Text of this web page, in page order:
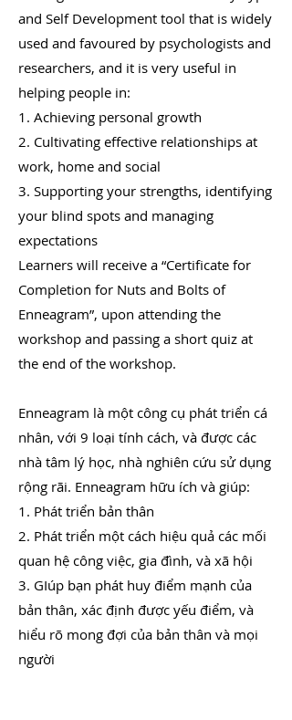
and Self Development tool that is widely
used and favoured by psychologists and
researchers, and it is very useful in
helping people in:
1. Achieving personal growth
2. Cultivating effective relationships at
work, home and social
3. Supporting your strengths, identifying
your blind spots and managing
expectations
Learners will receive a “Certificate for
Completion for Nuts and Bolts of
Enneagram”, upon attending the
workshop and passing a short quiz at
the end of the workshop.
Enneagram là một công cụ phát triển cá
nhân, với 9 loại tính cách, và được các
nhà tâm lý học, nhà nghiên cứu sử dụng
rộng rãi. Enneagram hữu ích và giúp:
1. Phát triển bản thân
2. Phát triển một cách hiệu quả các mối
quan hệ công việc, gia đình, và xã hội
3. GIúp bạn phát huy điểm mạnh của
bản thân, xác định được yếu điểm, và
hiểu rõ mong đợi của bản thân và mọi
người